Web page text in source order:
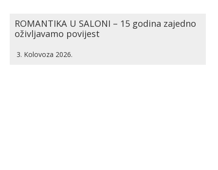
ROMANTIKA U SALONI – 15 godina zajedno
oživljavamo povijest
3. Kolovoza 2026.